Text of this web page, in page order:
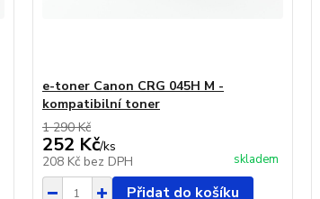
e-toner Canon CRG 045H M -
kompatibilní toner
1 290 Kč
252 Kč/ks
208 Kč bez DPH skladem
Přidat do košíku